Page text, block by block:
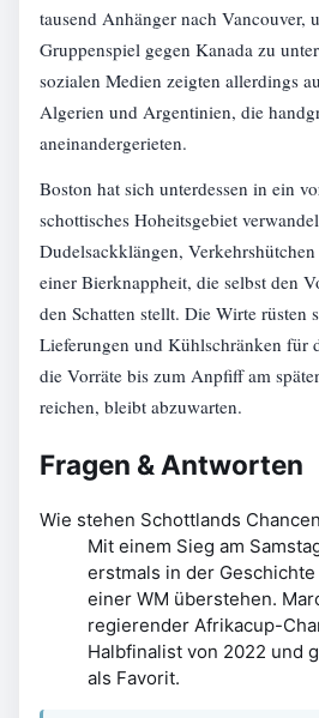
tausend Anhänger nach Vancouver,
Gruppenspiel gegen Kanada zu
sozialen Medien zeigten allerdings
Algerien und Argentinien, die
aneinandergerieten.
Boston hat sich unterdessen in ein
schottisches Hoheitsgebiet
Dudelsackklängen,
einer Bierknappheit, die selbst den
den Schatten stellt. Die Wirte rüsten
Lieferungen und Kühlschränken für
die Vorräte bis zum Anpfiff am
reichen, bleibt abzuwarten.
Fragen & Antworten
Wie stehen Schottlands
Mit einem Sieg am
erstmals in der
einer WM überstehen.
regierender Afrikacup-
Halbfinalist von 2022 und
als Favorit.